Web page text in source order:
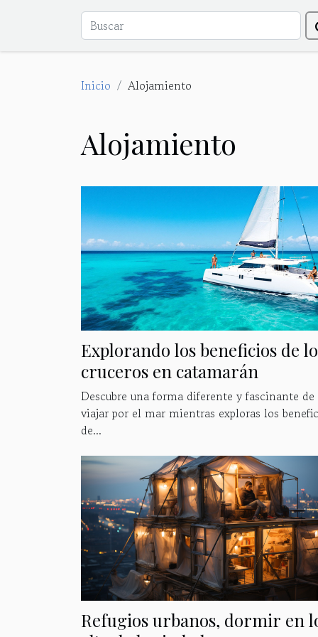
Inicio Alojamiento
Alojamiento
Explorando los beneficios de
cruceros en catamarán
Descubre una forma diferente y fascinante de
viajar por el mar mientras exploras los
de...
Refugios urbanos, dormir en